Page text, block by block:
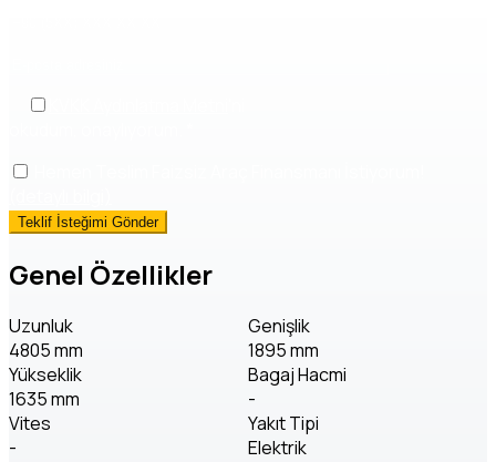
Genel Özellikler
Uzunluk
4805 mm
Genişlik
1895 mm
Yükseklik
1635 mm
Bagaj Hacmi
-
Vites
-
Yakıt Tipi
Elektrik